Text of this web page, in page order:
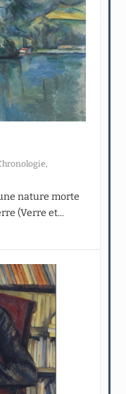
nature morte
(Verre et...